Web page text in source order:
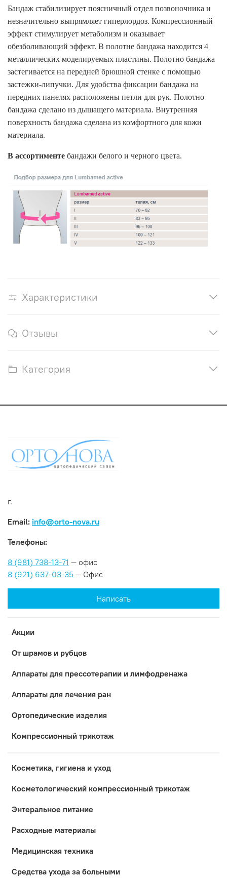
Бандаж стабилизирует поясничный отдел позвоночника и
незначительно выпрямляет гиперлордоз. Компрессионный
эффект стимулирует метаболизм и оказывает
обезболивающий эффект. В полотне бандажа находится 4
металлических моделируемых пластины. Полотно бандажа
застегивается на передней брюшной стенке с помощью
застежки-липучки. Для удобства фиксации бандажа на
передних панелях расположены петли для рук. Полотно
бандажа сделано из дышащего материала. Внутренняя
поверхность бандажа сделана из комфортного для кожи
материала.
В ассортименте бандажи белого и черного цвета.
Характеристики
Отзывы
Категория
Акции
От шрамов и рубцов
Аппараты для прессотерапии и лимфодренажа
Аппараты для лечения ран
Ортопедические изделия
Компрессионный трикотаж
Косметика, гигиена и уход
Коcметологический компрессионный трикотаж
Энтеральное питание
Расходные материалы
Медицинская техника
Средства ухода за больными
г.
Email: info@orto-nova.ru
Телефоны:
8 (981) 738-13-71 — офис
8 (921) 637-03-35 — Офис
Написать